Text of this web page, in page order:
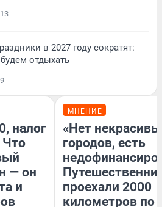
в 2027 году сократят:
отдыхать
налог
Что
— он
и
МНЕНИЕ
«Нет
городов, есть
проехали 2000
километров по